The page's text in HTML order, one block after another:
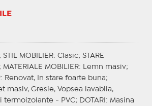
STIL MOBILIER: Clasic; STARE
MATERIALE MOBILIER: Lemn masiv;
: Renovat, In stare foarte buna;
masiv, Gresie, Vopsea lavabila,
termoizolante - PVC;
DOTARI : Masina